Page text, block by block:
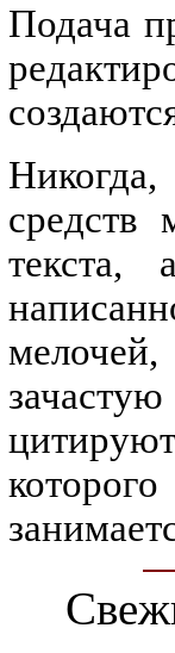
Подача
средств